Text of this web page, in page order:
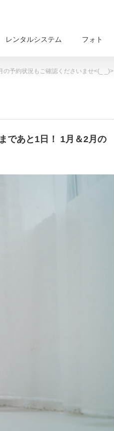
レンタルシステム フォト
予約状況もご確認くださいませ<(_ _)>
であと1日！ 1月＆2月の